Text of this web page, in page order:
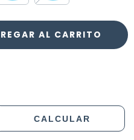
CALCULAR